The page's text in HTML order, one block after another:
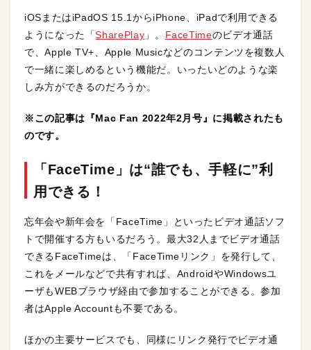
iOSまたはiPadOS 15.1からiPhone、iPadで利用できる
ようになった「SharePlay 」。 FaceTimeのビデオ通話
で、Apple TV+、Apple Musicなどのコンテンツを複数人
で一緒に楽しめるという機能だ。いったいどのような楽
しみ方ができるのだろうか。
※この記事は『Mac Fan 2022年2月号』に掲載されたも
のです。
「FaceTime」は“誰でも、手軽に”利
用できる！
忘年会や新年会を「FaceTime」といったビデオ通話ソフ
トで開催する方もいるだろう。最大32人までビデオ通話
できるFaceTimeは、「FaceTimeリンク」を発行して、
これをメールなどで共有すれば、AndroidやWindowsユ
ーザもWEBブラウザ経由で参加することができる。参加
者はApple Accountも不要である。
ほかの主要サービスでも、同様にリンク発行でビデオ通